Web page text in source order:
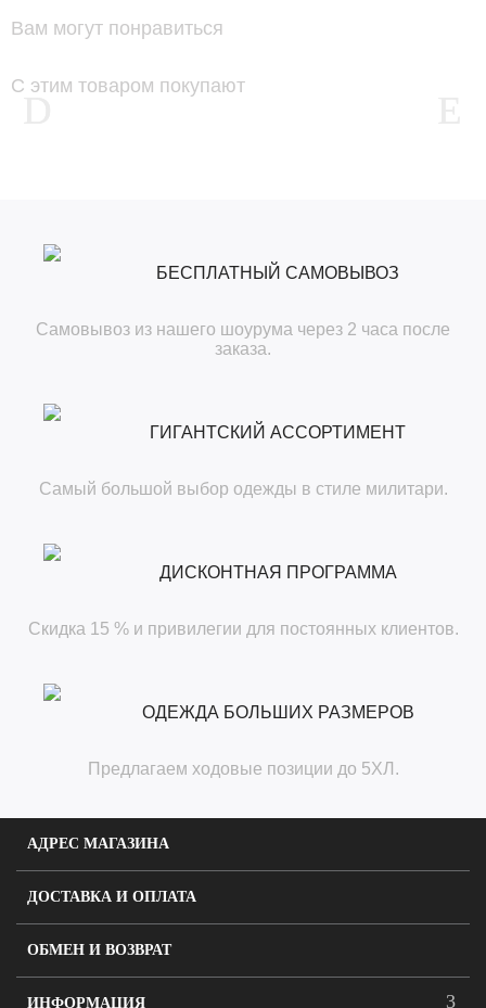
Вам могут понравиться
С этим товаром покупают
БЕСПЛАТНЫЙ САМОВЫВОЗ
Самовывоз из нашего шоурума через 2 часа после
заказа.
ГИГАНТСКИЙ АССОРТИМЕНТ
Самый большой выбор одежды в стиле милитари.
ДИСКОНТНАЯ ПРОГРАММА
Скидка 15 % и привилегии для постоянных клиентов.
ОДЕЖДА БОЛЬШИХ РАЗМЕРОВ
Предлагаем ходовые позиции до 5ХЛ.
АДРЕС МАГАЗИНА
ДОСТАВКА И ОПЛАТА
ОБМЕН И ВОЗВРАТ
ИНФОРМАЦИЯ